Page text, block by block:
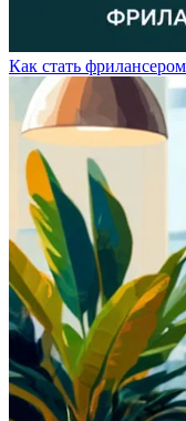
Как стать